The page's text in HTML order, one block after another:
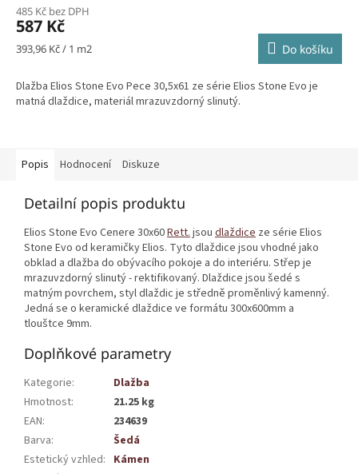
485 Kč bez DPH
587 Kč
Měrná
393,96 Kč / 1 m2 Do košíku
Dlažba Elios Stone Evo Pece 30,5x61 ze série Elios Stone Evo je
matná dlaždice, materiál mrazuvzdorný slinutý.
Popis Hodnocení Diskuze
Detailní popis produktu
Elios Stone Evo Cenere 30x60Rett.jsou dlaždice ze série Elios
Stone Evo od keramičky Elios. Tyto dlaždice jsou vhodné jako
obklad a dlažba do obývacího pokoje a do interiéru. Střep je
mrazuvzdorný slinutý - rektifikovaný. Dlaždice jsou šedé s
matným povrchem, styl dlaždic je středně proměnlivý kamenný.
Jedná se o keramické dlaždice ve formátu 300x600mm a
tlouštce 9mm.
Doplňkové parametry
Kategorie:
Dlažba
Hmotnost:
21.25 kg
EAN:
234639
Barva:
Šedá
Estetický vzhled: Kámen